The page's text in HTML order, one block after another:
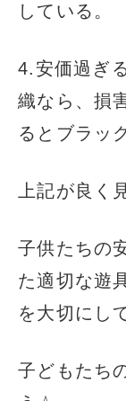
している。
4.安価過ぎ
織なら、損
るとブラッ
上記が良く
子供たちの
た適切な遊
を大切にし
子どもたち